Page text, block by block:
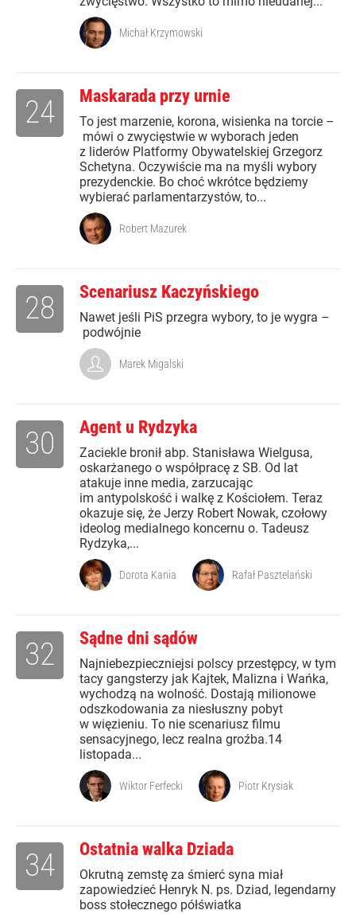
Michał Krzymowski
Maskarada przy urnie
To jest marzenie, korona, wisienka na torcie –
mówi o zwycięstwie w wyborach jeden
z liderów Platformy Obywatelskiej Grzegorz
Schetyna. Oczywiście ma na myśli wybory
prezydenckie. Bo choć wkrótce będziemy
wybierać parlamentarzystów, to...
24
Robert Mazurek
Scenariusz Kaczyńskiego
Nawet jeśli PiS przegra wybory, to je wygra –
podwójnie
28
Marek Migalski
Agent u Rydzyka
Zaciekle bronił abp. Stanisława Wielgusa,
oskarżanego o współpracę z SB. Od lat
atakuje inne media, zarzucając
im antypolskość i walkę z Kościołem. Teraz
okazuje się, że Jerzy Robert Nowak, czołowy
ideolog medialnego koncernu o. Tadeusz
Rydzyka,...
30
Dorota Kania Rafał Pasztelański
Sądne dni sądów
Najniebezpieczniejsi polscy przestępcy, w tym
tacy gangsterzy jak Kajtek, Malizna i Wańka,
wychodzą na wolność. Dostają milionowe
odszkodowania za niesłuszny pobyt
w więzieniu. To nie scenariusz filmu
sensacyjnego, lecz realna groźba.14
listopada...
32
Wiktor Ferfecki Piotr Krysiak
Ostatnia walka Dziada
Okrutną zemstę za śmierć syna miał
zapowiedzieć Henryk N. ps. Dziad, legendarny
boss stołecznego półświatka
34